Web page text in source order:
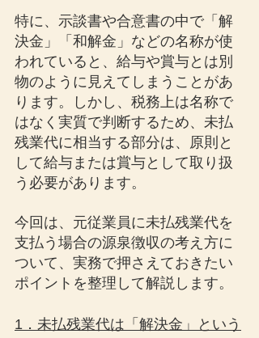
特に、示談書や合意書の中で「解
決金」「和解金」などの名称が使
われていると、給与や賞与とは別
物のように見えてしまうことがあ
ります。しかし、税務上は名称で
はなく実質で判断するため、未払
残業代に相当する部分は、原則と
して給与または賞与として取り扱
う必要があります。
今回は、元従業員に未払残業代を
支払う場合の源泉徴収の考え方に
ついて、実務で押さえておきたい
ポイントを整理して解説します。
1．未払残業代は「解決金」という